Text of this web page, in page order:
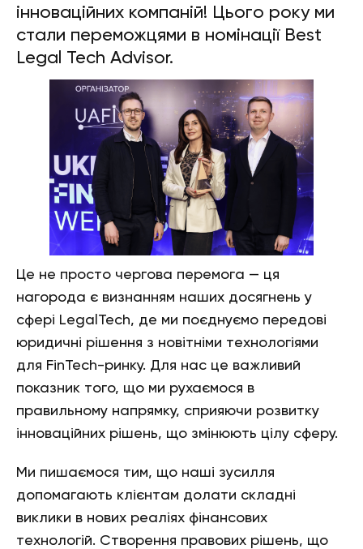
інноваційних компаній! Цього року ми
стали переможцями в номінації Best
Legal Tech Advisor.
Це не просто чергова перемога — ця
нагорода є визнанням наших досягнень у
сфері LegalTech, де ми поєднуємо передові
юридичні рішення з новітніми технологіями
для FinTech-ринку. Для нас це важливий
показник того, що ми рухаємося в
правильному напрямку, сприяючи розвитку
інноваційних рішень, що змінюють цілу сферу.
Ми пишаємося тим, що наші зусилля
допомагають клієнтам долати складні
виклики в нових реаліях фінансових
технологій. Створення правових рішень, що